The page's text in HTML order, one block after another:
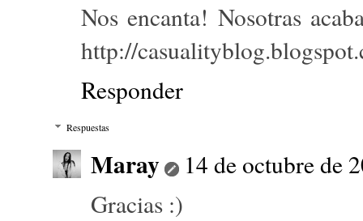
Nos encanta! Nosotras
http://
Responder
Respuestas
Maray
14 de octubre de
Gracias :)